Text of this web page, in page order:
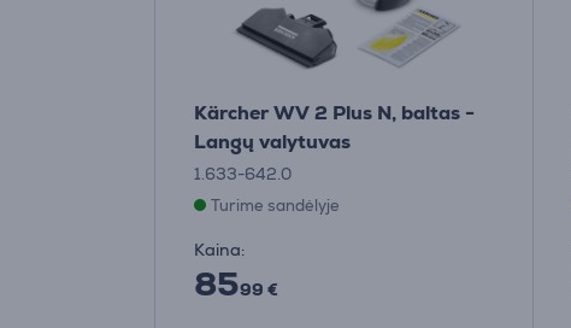
Kärcher WV 2 Plus N, baltas -
Langų valytuvas
1.633-642.0
Turime sandėlyje
Kaina:
8599 €